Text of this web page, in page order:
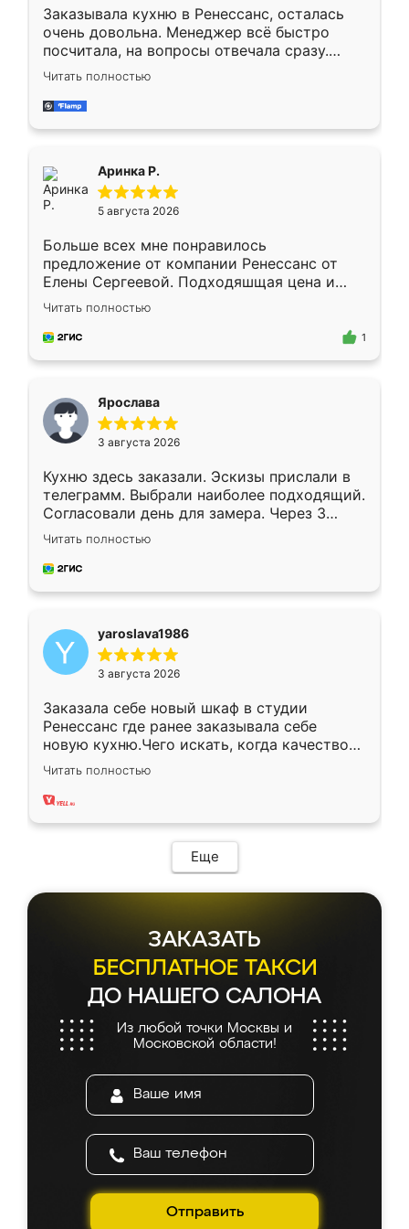
Заказывала кухню в Ренессанс, осталась
очень довольна. Менеджер всё быстро
посчитала, на вопросы отвечала сразу.
Замерщик приехал в субботу, подошёл к
делу со всей ответственностью. Собрали
за день, ребята работали аккуратно, даже
Читать полностью
Аринка Р.
5 августа 2026
Больше всех мне понравилось
предложение от компании Ренессанс от
Елены Сергеевой. Подходяшщая цена и
короткие сроки изготовления. Приехавший
для замера сотрудник Владислав
предложил по моему эскизу самый
Читать полностью
1
Ярослава
3 августа 2026
Кухню здесь заказали. Эскизы прислали в
телеграмм. Выбрали наиболее подходящий.
Согласовали день для замера. Через 3
недели кухня была уже готова. Остались
довольны работой. Спасибо Ренессанс
мебель за качественную работу!
Читать полностью
yaroslava1986
3 августа 2026
Заказала себе новый шкаф в студии
Ренессанс где ранее заказывала себе
новую кухню.Чего искать, когда качеством
вполне довольна. Служит кухня уже почти
два года, нареканий нет.
Читать полностью
Еще
ЗАКАЗАТЬ
БЕСПЛАТНОЕ ТАКСИ
ДО НАШЕГО САЛОНА
Из любой точки Москвы и
Московской области!
Отправить